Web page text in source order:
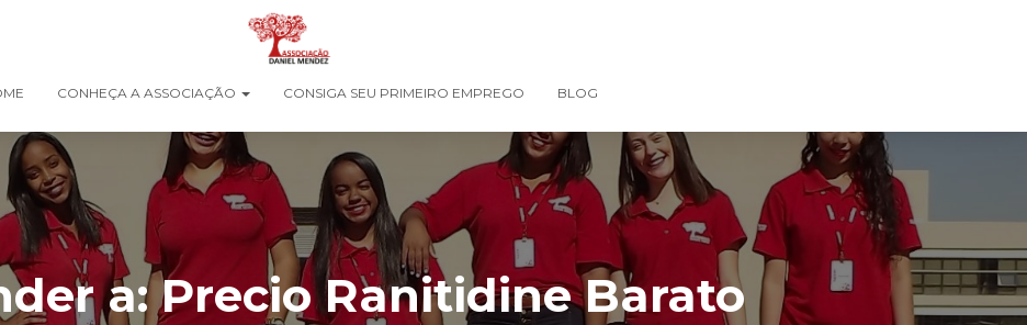
CONHEÇA A ASSOCIAÇÃO CONSIGA SEU PRIMEIRO EMPREGO BLOG
a: Precio Ranitidine Barato